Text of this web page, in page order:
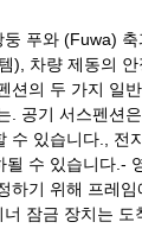
푸와 (Fuwa)
), 차량 제동의
의 두 가지 일
공기 서스펜션
있습니다.,
수 있습니다.-
하기 위해 프레
잠금 장치는